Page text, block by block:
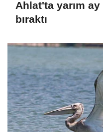
Ahlat'ta yarım
bıraktı